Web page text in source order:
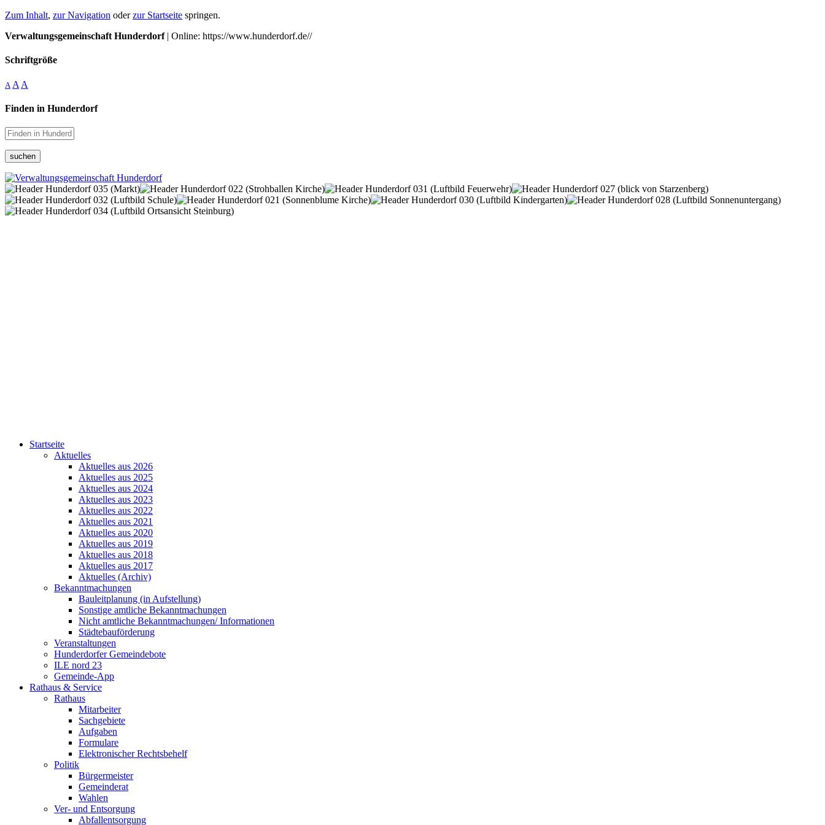
Zum Inhalt, zur Navigation oderzur Startseite springen.
Verwaltungsgemeinschaft Hunderdorf| Online: https://www.hunderdorf.de//
Schriftgröße
A A A
Finden in Hunderdorf
suchen
Startseite
Aktuelles
Aktuelles aus 2026
Aktuelles aus 2025
Aktuelles aus 2024
Aktuelles aus 2023
Aktuelles aus 2022
Aktuelles aus 2021
Aktuelles aus 2020
Aktuelles aus 2019
Aktuelles aus 2018
Aktuelles aus 2017
Aktuelles (Archiv)
Bekanntmachungen
Bauleitplanung (in Aufstellung)
Sonstige amtliche Bekanntmachungen
Nicht amtliche Bekanntmachungen/ Informationen
Städtebauförderung
Veranstaltungen
Hunderdorfer Gemeindebote
ILE nord 23
Gemeinde-App
Rathaus & Service
Rathaus
Mitarbeiter
Sachgebiete
Aufgaben
Formulare
Elektronischer Rechtsbehelf
Politik
Bürgermeister
Gemeinderat
Wahlen
Ver- und Entsorgung
Abfallentsorgung